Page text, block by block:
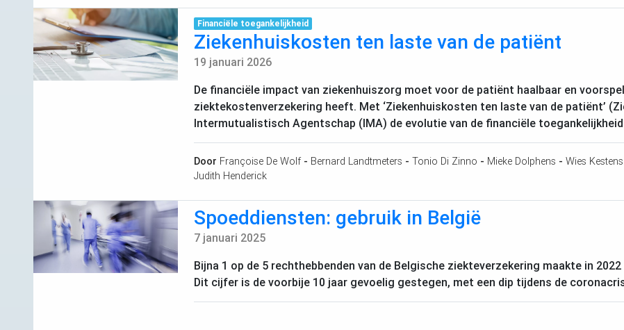
Financiële toegankelijkheid
Ziekenhuiskosten ten laste van de patiënt
19 januari 2026
De financiële impact van ziekenhuiszorg moet voor de patiënt haalbaar en
ziektekostenverzekering heeft. Met ‘Ziekenhuiskosten ten laste van de patiënt’
Intermutualistisch Agentschap (IMA) de evolutie van de financiële
Door Françoise De Wolf- Bernard Landtmeters - Tonio Di Zinno - Mieke Dolphens - Wies Kestens
Judith Henderick
Spoeddiensten: gebruik in België
7 januari 2025
Bijna 1 op de 5 rechthebbenden van de Belgische ziekteverzekering maakte in
Dit cijfer is de voorbije 10 jaar gevoelig gestegen, met een dip tijdens de